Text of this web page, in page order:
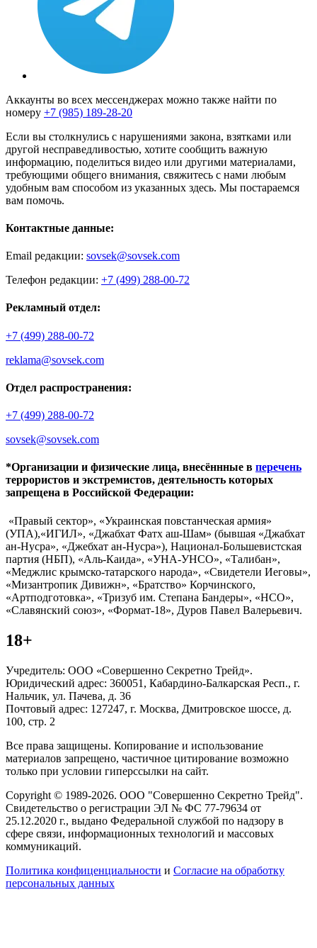
Аккаунты во всех мессенджерах можно также найти по
номеру +7 (985) 189-28-20
Если вы столкнулись с нарушениями закона, взятками или
другой несправедливостью, хотите сообщить важную
информацию, поделиться видео или другими материалами,
требующими общего внимания, свяжитесь с нами любым
удобным вам способом из указанных здесь. Мы постараемся
вам помочь.
Контактные данные:
Email редакции: sovsek@sovsek.com
Телефон редакции: +7 (499) 288-00-72
Рекламный отдел:
+7 (499) 288-00-72
reklama@sovsek.com
Отдел распространения:
+7 (499) 288-00-72
sovsek@sovsek.com
*Организации и физические лица, внесённные в перечень
террористов и экстремистов, деятельность которых
запрещена в Российской Федерации:
«Правый сектор», «Украинская повстанческая армия»
(УПА),«ИГИЛ», «Джабхат Фатх аш-Шам» (бывшая «Джабхат
ан-Нусра», «Джебхат ан-Нусра»), Национал-Большевистская
партия (НБП), «Аль-Каида», «УНА-УНСО», «Талибан»,
«Меджлис крымско-татарского народа», «Свидетели Иеговы»,
«Мизантропик Дивижн», «Братство» Корчинского,
«Артподготовка», «Тризуб им. Степана Бандеры», «НСО»,
«Славянский союз», «Формат-18», Дуров Павел Валерьевич.
18+
Учредитель: ООО «Совершенно Секретно Трейд».
Юридический адрес: 360051, Кабардино-Балкарская Респ., г.
Нальчик, ул. Пачева, д. 36
Почтовый адрес: 127247, г. Москва, Дмитровское шоссе, д.
100, стр. 2
Все права защищены. Копирование и использование
материалов запрещено, частичное цитирование возможно
только при условии гиперссылки на сайт.
Copyright © 1989-2026. ООО "Совершенно Секретно Трейд".
Свидетельство о регистрации ЭЛ № ФС 77-79634 от
25.12.2020 г., выдано Федеральной службой по надзору в
сфере связи, информационных технологий и массовых
коммуникаций.
Политика конфиценциальности и Согласие на обработку
персональных данных